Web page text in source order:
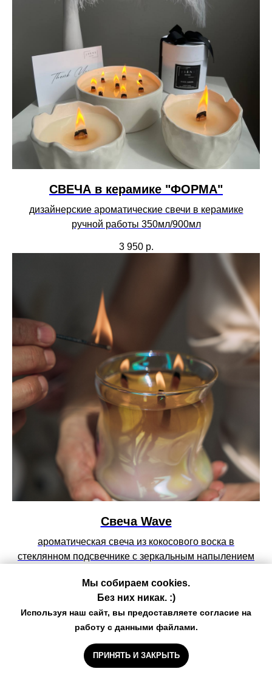
СВЕЧА в керамике "ФОРМА"
дизайнерские ароматические свечи в керамике
ручной работы 350мл/900мл
3 950 р.
Свеча Wave
ароматическая свеча из кокосового воска в
стеклянном подсвечнике с зеркальным напылением
Мы собираем cookies.
Без них никак. :)
Используя наш сайт, вы предоставляете согласие на
работу с данными файлами.
ПРИНЯТЬ И ЗАКРЫТЬ